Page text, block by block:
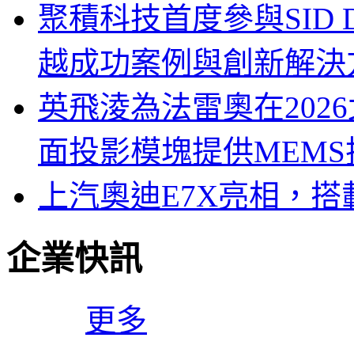
聚積科技首度參與SID
越成功案例與創新解決
英飛淩為法雷奧在
面投影模塊提供MEMS
上汽奧迪E7X亮相，
企業快訊
更多